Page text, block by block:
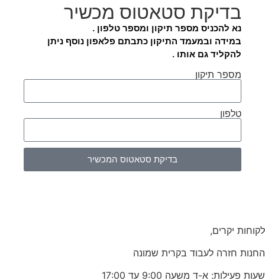
בדיקת סטאטוס מכשיר
נא להכניס מספר תיקון ומספר טלפון .
במידה ובמעמד התיקון כתבתם פלאפון נוסף ניתן
להקליד גם אותו .
מספר תיקון
טלפון
בדיקת סטאטוס המכשיר
לקוחות יקרים,
החנות חזרה לעבוד בקרית שמונה
שעות פעילות: א-ד משעה 9:00 עד 17:00